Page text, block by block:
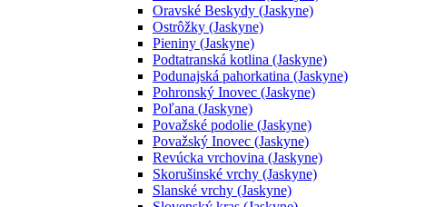
Oravské Beskydy (Jaskyne)
Ostrôžky (Jaskyne)
Pieniny (Jaskyne)
Podtatranská kotlina (Jaskyne)
Podunajská pahorkatina (Jaskyne)
Pohronský Inovec (Jaskyne)
Poľana (Jaskyne)
Považské podolie (Jaskyne)
Považský Inovec (Jaskyne)
Revúcka vrchovina (Jaskyne)
Skorušinské vrchy (Jaskyne)
Slanské vrchy (Jaskyne)